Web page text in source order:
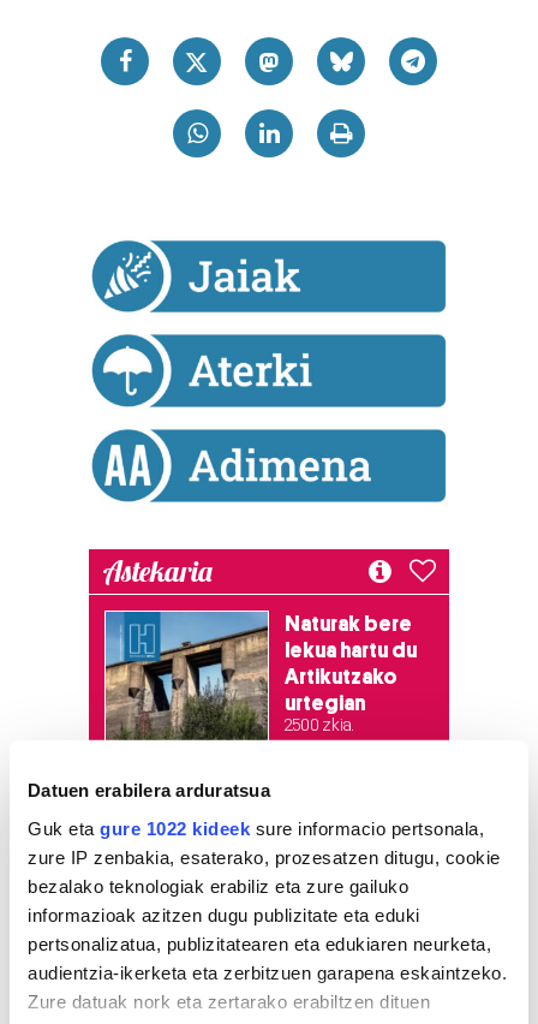
Datuen erabilera arduratsua
Guk eta gure 1022 kideek sure informacio pertsonala,
zure IP zenbakia, esaterako, prozesatzen ditugu, cookie
bezalako teknologiak erabiliz eta zure gailuko
informazioak azitzen dugu publizitate eta eduki
pertsonalizatua, publizitatearen eta edukiaren neurketa,
audientzia-ikerketa eta zerbitzuen garapena eskaintzeko.
Zure datuak nork eta zertarako erabiltzen dituen
Astekaria
Naturak bere
lekua hartu du
Artikutzako
urtegian
2.500 zkia.
Azken egunetako irakurrienak
1
Hizkuntza ere, kontsumo
irizpide